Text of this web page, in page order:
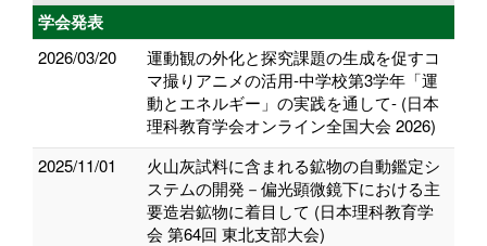
学会発表
2026/03/20
運動観の外化と探究課題の生成を促すコ
マ撮りアニメの活用-中学校第3学年「運
動とエネルギー」の実践を通して- (日本
理科教育学会オンライン全国大会 2026)
2025/11/01
火山灰試料に含まれる鉱物の自動鑑定シ
ステムの開発－偏光顕微鏡下における主
要造岩鉱物に着目して (日本理科教育学
会 第64回 東北支部大会)